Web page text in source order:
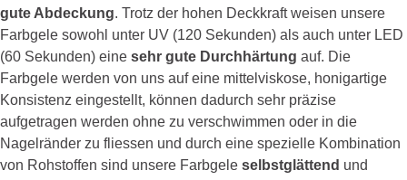
gute Abdeckung. Trotz der hohen Deckkraft weisen unsere
Farbgele sowohl unter UV (120 Sekunden) als auch unter LED
(60 Sekunden) eine sehr gute Durchhärtung auf. Die
Farbgele werden von uns auf eine mittelviskose, honigartige
Konsistenz eingestellt, können dadurch sehr präzise
aufgetragen werden ohne zu verschwimmen oder in die
Nagelränder zu fliessen und durch eine spezielle Kombination
von Rohstoffen sind unsere Farbgele selbstglättend und